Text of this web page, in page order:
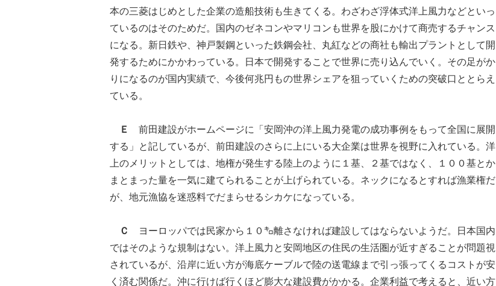
本の三菱はじめとした企業の造船技術も生きてくる。わざわざ浮体式洋上風力などといっ
ているのはそのためだ。国内のゼネコンやマリコンも世界を股にかけて商売するチャンス
になる。新日鉄や、神戸製鋼といった鉄鋼会社、丸紅などの商社も輸出プラントとして開
発するためにかかわっている。日本で開発することで世界に売り込んでいく。その足がか
りになるのが国内実績で、今後何兆円もの世界シェアを狙っていくための突破口ととらえ
ている。
Ｅ
前田建設がホームページに「安岡沖の洋上風力発電の成功事例をもって全国に展開
する」と記しているが、前田建設のさらに上にいる大企業は世界を視野に入れている。洋
上のメリットとしては、地権が発生する陸上のように１基、２基ではなく、１００基とか
まとまった量を一気に建てられることが上げられている。ネックになるとすれば漁業権だ
が、地元漁協を迷惑料でだまらせるシカケになっている。
Ｃ
ヨーロッパでは民家から１０㌔離さなければ建設してはならないようだ。日本国内
ではそのような規制はない。洋上風力と安岡地区の住民の生活圏が近すぎることが問題視
されているが、沿岸に近い方が海底ケーブルで陸の送電線まで引っ張ってくるコストが安
く済む関係だ。沖に行けば行くほど膨大な建設費がかかる。企業利益で考えると、近い方